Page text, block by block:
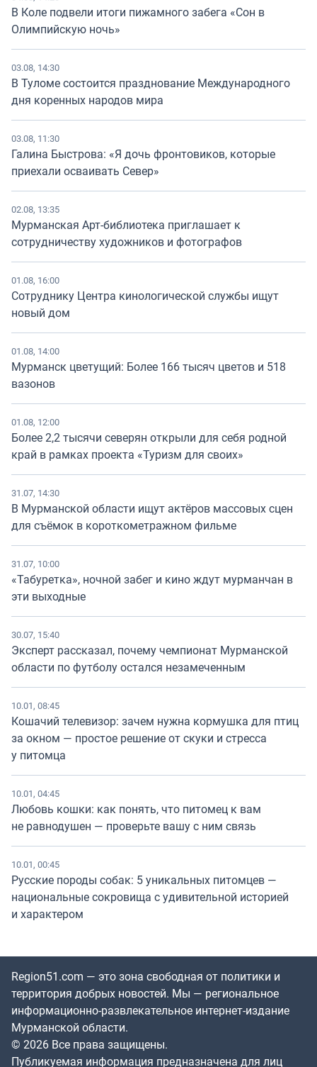
В Коле подвели итоги пижамного забега «Сон в
Олимпийскую ночь»
03.08, 14:30
В Туломе состоится празднование Международного
дня коренных народов мира
03.08, 11:30
Галина Быстрова: «Я дочь фронтовиков, которые
приехали осваивать Север»
02.08, 13:35
Мурманская Арт-библиотека приглашает к
сотрудничеству художников и фотографов
01.08, 16:00
Сотруднику Центра кинологической службы ищут
новый дом
01.08, 14:00
Мурманск цветущий: Более 166 тысяч цветов и 518
вазонов
01.08, 12:00
Более 2,2 тысячи северян открыли для себя родной
край в рамках проекта «Туризм для своих»
31.07, 14:30
В Мурманской области ищут актёров массовых сцен
для съёмок в короткометражном фильме
31.07, 10:00
«Табуретка», ночной забег и кино ждут мурманчан в
эти выходные
30.07, 15:40
Эксперт рассказал, почему чемпионат Мурманской
области по футболу остался незамеченным
10.01, 08:45
Кошачий телевизор: зачем нужна кормушка для птиц
за окном — простое решение от скуки и стресса
у питомца
10.01, 04:45
Любовь кошки: как понять, что питомец к вам
не равнодушен — проверьте вашу с ним связь
10.01, 00:45
Русские породы собак: 5 уникальных питомцев —
национальные сокровища с удивительной историей
и характером
Region51.com — это зона свободная от политики и
территория добрых новостей. Мы — региональное
информационно-развлекательное интернет-издание
Мурманской области.
© 2026 Все права защищены.
Публикуемая информация предназначена для лиц